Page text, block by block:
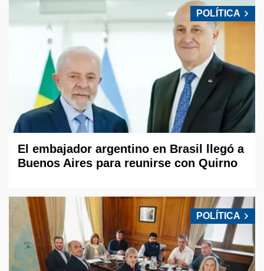
POLÍTICA
El embajador argentino en Brasil llegó a
Buenos Aires para reunirse con Quirno
POLÍTICA